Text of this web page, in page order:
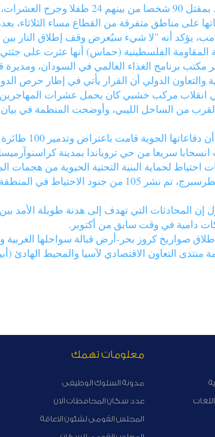
مصادر طبية فلسطينية تُفيد
على مناطق متفرقة من القطاع مساء الثلاثاء،
يؤكد أنه "لا شيء سيُعرض وقف إطلاق
المقاومة الفلسطينية (حماس) أنها عثرت على
والتعاون الدولي أن القرار يأتي في إطار حرص
في انقلاب مركب خشبي كان يحمل عشرات
وزارة
انسحابا سريعا من حي تروياندا بمدينة
احتياط لحماية البنية التحتية الحيوية من
لينينجراد المحيطة بسانت بطرسبرج، تم
إن المحادثات التي تهدف إلى هدنة طويلة
دامية في وقت سابق من أكتوبر.
إطلاق صواريخ كروز بحر-أرض قبالة سواحلها
التعاون الاقتصادي لآسيا والمحيط الهادئ
معلومات تهمك
مدونة السلوك الوظيفى
عدد سكان المحافظات الان
المجلس القومى لشئون الاعاقة